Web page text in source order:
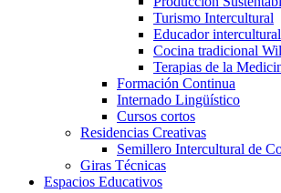
Turismo Intercultural
Educador intercultural
Cocina tradicional
Terapias de la
Formación Continua
Internado Lingüístico
Cursos cortos
Residencias Creativas
Semillero Intercultural de
Giras Técnicas
Espacios Educativos